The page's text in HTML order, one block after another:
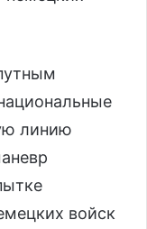
линию
войск